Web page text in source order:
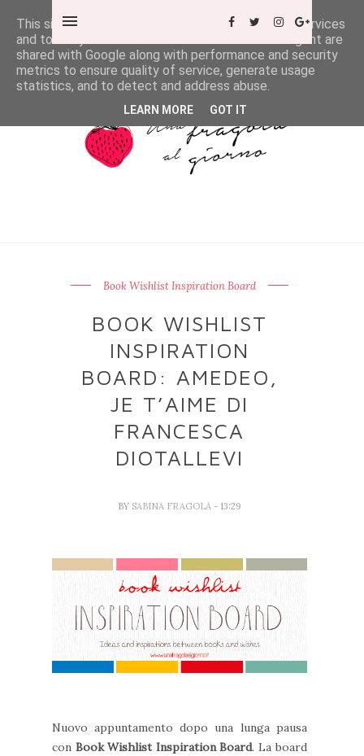
Book Wishlist Inspiration Board
BOOK WISHLIST
INSPIRATION
BOARD: AMEDEO,
JE T’AIME DI
FRANCESCA
DIOTALLEVI
BY SABINA FRAGOLA - 13:29
Nuovo appuntamento dopo una lunga pausa
con Book Wishlist Inspiration Board. La board
This site uses cookies from Google to deliver its services
and to analyze traffic. Your IP address and user-agent are
shared with Google along with performance and security
metrics to ensure quality of service, generate usage
statistics, and to detect and address abuse.
LEARN MORE GOT IT